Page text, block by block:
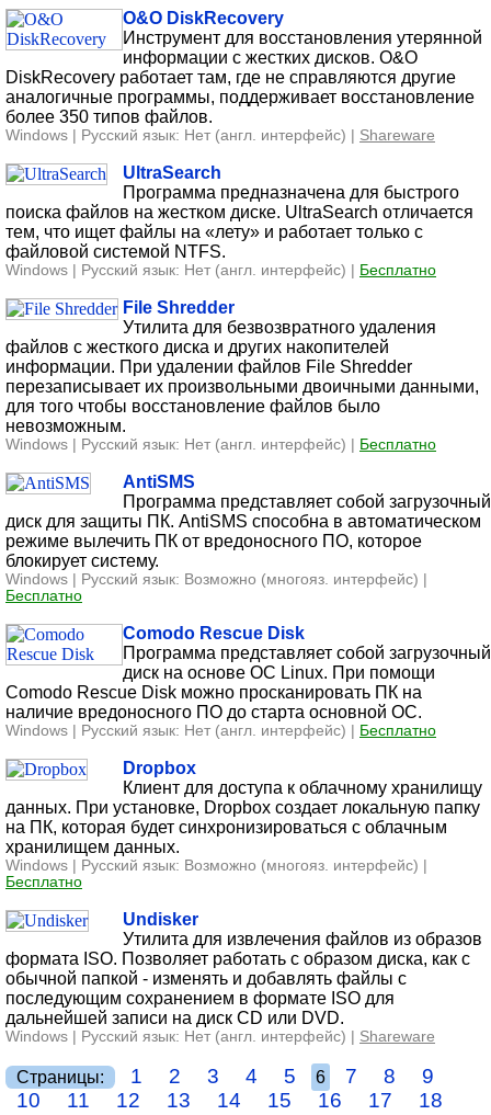
O&O DiskRecovery
Инструмент для восстановления утерянной
информации с жестких дисков. O&O
DiskRecovery работает там, где не справляются другие
аналогичные программы, поддерживает восстановление
более 350 типов файлов.
Windows | Русский язык: Нет (англ. интерфейс) | Shareware
UltraSearch
Программа предназначена для быстрого
поиска файлов на жестком диске. UltraSearch отличается
тем, что ищет файлы на «лету» и работает только с
файловой системой NTFS.
Windows | Русский язык: Нет (англ. интерфейс) | Бесплатно
File Shredder
Утилита для безвозвратного удаления
файлов с жесткого диска и других накопителей
информации. При удалении файлов File Shredder
перезаписывает их произвольными двоичными данными,
для того чтобы восстановление файлов было
невозможным.
Windows | Русский язык: Нет (англ. интерфейс) | Бесплатно
AntiSMS
Программа представляет собой загрузочный
диск для защиты ПК. AntiSMS способна в автоматическом
режиме вылечить ПК от вредоносного ПО, которое
блокирует систему.
Windows | Русский язык: Возможно (многояз. интерфейс) |
Бесплатно
Comodo Rescue Disk
Программа представляет собой загрузочный
диск на основе ОС Linux. При помощи
Comodo Rescue Disk можно просканировать ПК на
наличие вредоносного ПО до старта основной ОС.
Windows | Русский язык: Нет (англ. интерфейс) | Бесплатно
Dropbox
Клиент для доступа к облачному хранилищу
данных. При установке, Dropbox создает локальную папку
на ПК, которая будет синхронизироваться с облачным
хранилищем данных.
Windows | Русский язык: Возможно (многояз. интерфейс) |
Бесплатно
Undisker
Утилита для извлечения файлов из образов
формата ISO. Позволяет работать с образом диска, как с
обычной папкой - изменять и добавлять файлы с
последующим сохранением в формате ISO для
дальнейшей записи на диск CD или DVD.
Windows | Русский язык: Нет (англ. интерфейс) | Shareware
Страницы: 1 2 3 4 5 6 7 8
9
10
11 12 13 14 15 16 17
18